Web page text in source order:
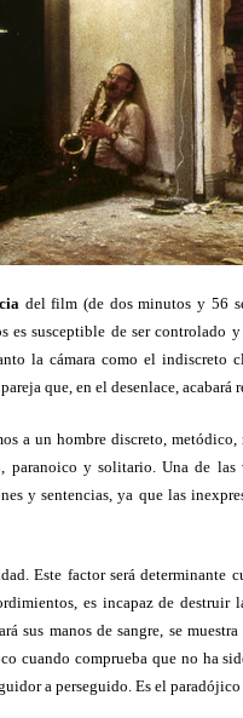
del film (de dos minutos y 56
es susceptible de ser controlado
la cámara como el indiscreto
que, en el desenlace,
a un hombre discreto,
paranoico y solitario. Una de las
y sentencias, ya que las
Este factor será determinante
es incapaz de
sus manos de sangre, se
cuando comprueba que no ha
a perseguido. Es el paradójico